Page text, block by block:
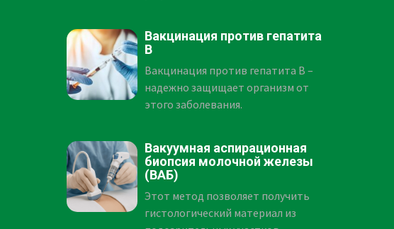
Вакцинация против гепатита
B
Вакцинация против гепатита В –
надежно защищает организм от
этого заболевания.
Вакуумная аспирационная
биопсия молочной железы
(ВАБ)
Этот метод позволяет получить
гистологический материал из